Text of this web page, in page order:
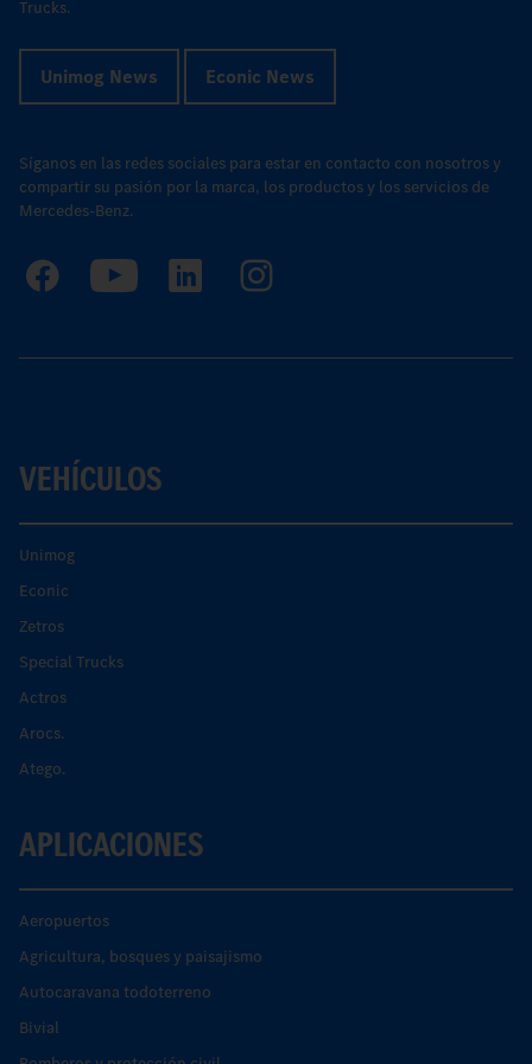
Trucks.
Unimog News Econic News
Síganos en las redes sociales para estar en contacto con nosotros y
compartir su pasión por la marca, los productos y los servicios de
Mercedes-Benz.
VEHÍCULOS
Unimog
Econic
Zetros
Special Trucks
Actros
Arocs.
Atego.
APLICACIONES
Aeropuertos
Agricultura, bosques y paisajismo
Autocaravana todoterreno
Bivial